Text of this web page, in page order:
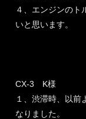
４、エンジンのト
いと思います。
CX-3 K様
１、渋滞時、以前
なりました。